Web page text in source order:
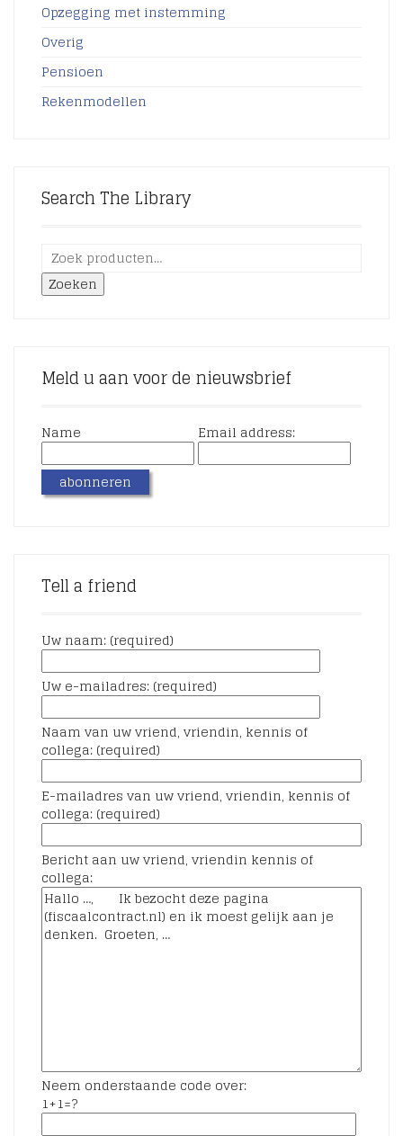
Opzegging met instemming
Overig
Pensioen
Rekenmodellen
Search The Library
Zoeken
Meld u aan voor de nieuwsbrief
Name Email address:
Tell a friend
Uw naam: (required)
Uw e-mailadres: (required)
Naam van uw vriend, vriendin, kennis of
collega: (required)
E-mailadres van uw vriend, vriendin, kennis of
collega: (required)
Bericht aan uw vriend, vriendin kennis of
collega:
Neem onderstaande code over:
1+1=?